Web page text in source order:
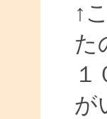
↑
た
が